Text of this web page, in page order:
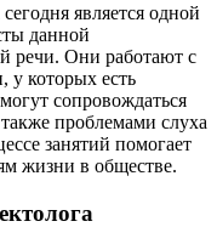
является одной
данной
речи. Они работают с
у которых есть
сопровождаться
проблемами слуха
занятий помогает
жизни в обществе.